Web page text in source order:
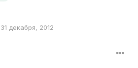
31 декабря, 2012